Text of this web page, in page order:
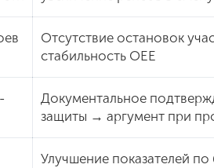
Отсутствие остановок
стабильность OEE
Документальное
защиты → аргумент при
Улучшение показателей